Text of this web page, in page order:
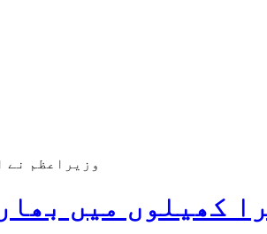
وزیراعظم نے
کھیلوں میں